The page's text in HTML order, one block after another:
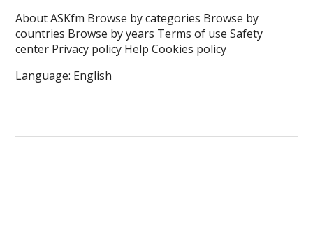
About ASKfm Browse by categories Browse by
countries Browse by years Terms of use Safety
center Privacy policy Help Cookies policy
Language: English